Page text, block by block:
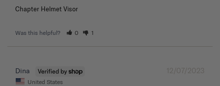
Chapter Helmet Visor
Was this helpful? 0 1
12/07/2023
Dina
United States